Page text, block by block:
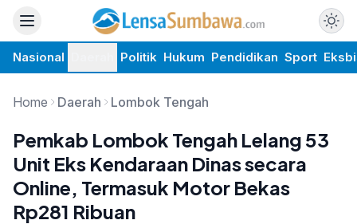
Nasional Politik Hukum Pendidikan Sport
Home Daerah Lombok Tengah
Pemkab Lombok Tengah Lelang 53
Unit Eks Kendaraan Dinas secara
Online, Termasuk Motor Bekas
Rp281 Ribuan